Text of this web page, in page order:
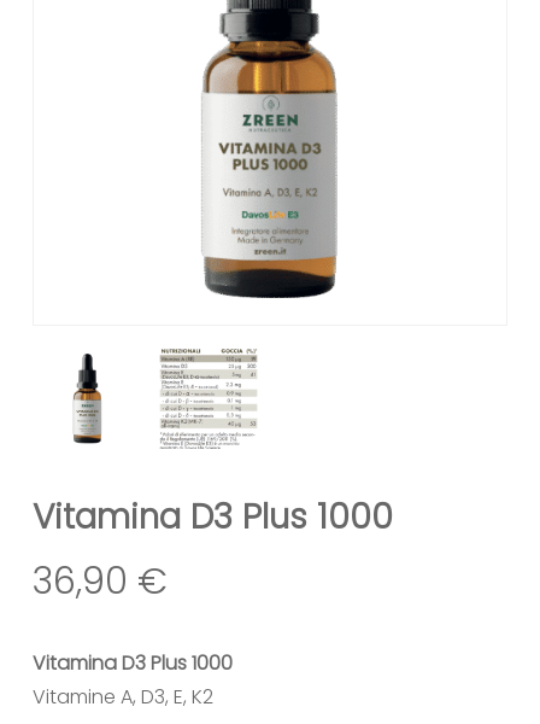
Vitamina D3 Plus 1000
36,90 €
Vitamina D3 Plus 1000
Vitamine A, D3, E, K2